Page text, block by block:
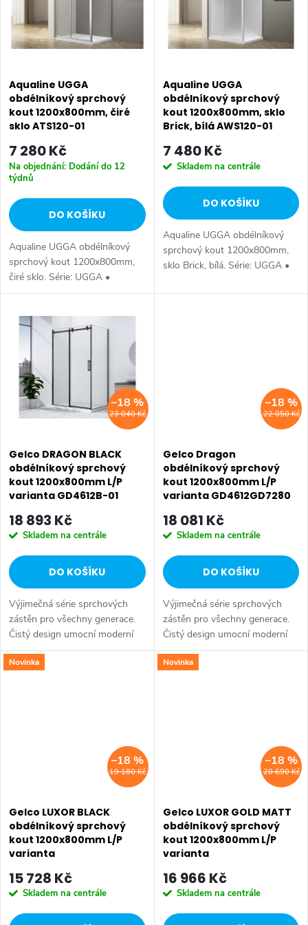
n
í
p
r
o
d
u
k
t
ů
i
p
r
o
d
u
k
t
ů
Aqualine UGGA
obdélníkový sprchový
kout 1200x800mm, čiré
sklo ATS120-01
7 280 Kč
Na objednání: Dodání do 12
týdnů
DO KOŠÍKU
Aqualine UGGA obdélníkový
sprchový kout 1200x800mm,
čiré sklo. Série: UGGA •
Rozměr: 120x80 cm • Šířka:
Hloubka: 800 mm • Tloušťka:
skla 5 mm Rámové...
Aqualine UGGA
obdélníkový sprchový
kout 1200x800mm, sklo
Brick, bílá AWS120-01
7 480 Kč
Skladem na centrále
DO KOŠÍKU
Aqualine UGGA obdélníkový
sprchový kout 1200x800mm,
sklo Brick, bílá. Série: UGGA •
1200 mm • Výška: 1850 mm •
23 040 Kč
–18 %
Gelco DRAGON BLACK
obdélníkový sprchový
kout 1200x800mm L/P
varianta GD4612B-01
18 893 Kč
Skladem na centrále
DO KOŠÍKU
Výjimečná série sprchových
zástěn pro všechny generace.
Čistý design umocní moderní
vzhled Vaší koupelny. Série:
DRAGON • Rozměr: 120x80
22 050 Kč
–18 %
Gelco Dragon
obdélníkový sprchový
kout 1200x800mm L/P
varianta GD4612GD7280
18 081 Kč
Skladem na centrále
DO KOŠÍKU
Výjimečná série sprchových
zástěn pro všechny generace.
Čistý design umocní moderní
vzhled Vaší koupelny. Série:
DRAGON • Rozměr: 120x80
Novinka
19 180 Kč
–18 %
Gelco LUXOR BLACK
obdélníkový sprchový
kout 1200x800mm L/P
varianta
15 728 Kč
Skladem na centrále
Novinka
20 690 Kč
–18 %
Gelco LUXOR GOLD MATT
obdélníkový sprchový
kout 1200x800mm L/P
varianta
16 966 Kč
Skladem na centrále